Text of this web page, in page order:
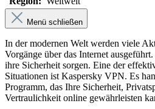
Menü schließen
In der modernen Welt werden viele
Vorgänge über das Internet
ihre Sicherheit sorgen. Eine der
Situationen ist Kaspersky VPN. Es
Programm, das Ihre Sicherheit,
Vertraulichkeit online gewährleisten